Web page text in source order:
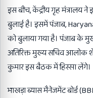
इस बीच, केंद्रीय गृह
बुलाई है। इसमें पंजाब,
को बुलाया गया है। पंजाब के
अतिरिक्त मुख्य सचिव आलोक
कुमार इस बैठक में हिस्सा लेंगे।
भाखड़ा ब्यास मैनेजमेंट बोर्ड